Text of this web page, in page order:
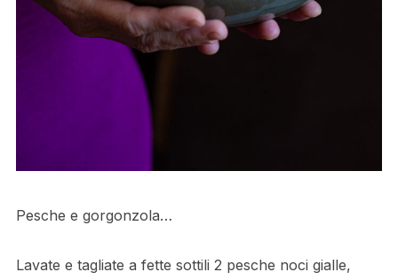
Pesche e gorgonzola…
Lavate e tagliate a fette sottili 2 pesche noci gialle,